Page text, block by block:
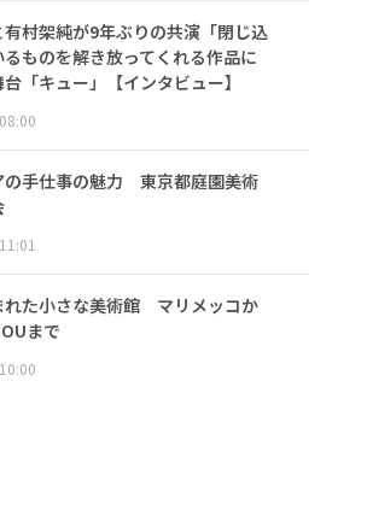
村架純が9年ぶりの共演「閉じ込
ものを解き放ってくれる作品に
「キュー」【インタビュー】
の手仕事の魅力 東京都庭園美術
れた小さな美術館 マリメッコか
まで